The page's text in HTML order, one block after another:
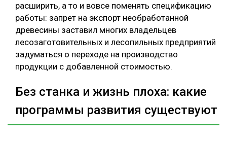
расширить, а то и вовсе поменять спецификацию
работы: запрет на экспорт необработанной
древесины заставил многих владельцев
лесозаготовительных и лесопильных предприятий
задуматься о переходе на производство
продукции с добавленной стоимостью.
Без станка и жизнь плоха: какие
программы развития существуют